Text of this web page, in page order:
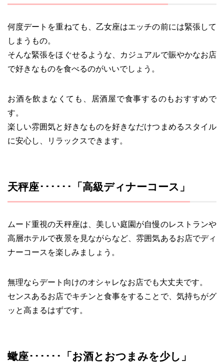
何度デートを重ねても、乙女座はエッチの前には緊張して
しまうもの。
そんな緊張をほぐせるような、カジュアルで賑やかなお店
で好きなものを食べるのがいいでしょう。
お酒を飲まなくても、居酒屋で食事するのもおすすめで
す。
楽しい雰囲気と好きなものを好きなだけつまめるスタイル
に安心し、リラックスできます。
天秤座･･････「高級ディナーコース」
ムード重視の天秤座は、美しい庭園が自慢のレストランや
高層ホテルで夜景を見ながらなど、雰囲気あるお店でディ
ナーコースを楽しみましょう。
無理ならデート向けのオシャレなお店でも大丈夫です。
センスあるお店でキチンと食事をすることで、気持ちがグ
ッと高まるはずです。
蠍座･･････「お酒とおつまみを少し」